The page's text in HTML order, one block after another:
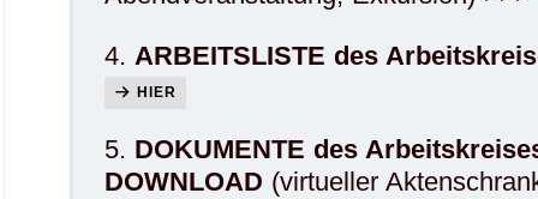
4. ARBEITSLISTE des
HIER
5. DOKUMENTE des
DOWNLOAD (virtueller